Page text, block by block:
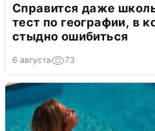
Справится даже
тест по географии, в
стыдно ошибиться
6 августа 73